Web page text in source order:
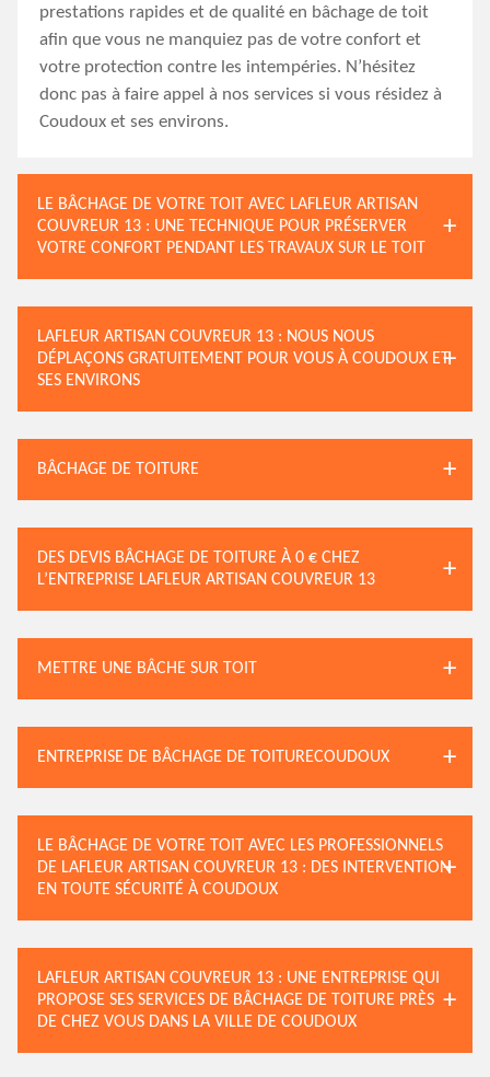
prestations rapides et de qualité en bâchage de toit
afin que vous ne manquiez pas de votre confort et
votre protection contre les intempéries. N’hésitez
donc pas à faire appel à nos services si vous résidez à
Coudoux et ses environs.
LE BÂCHAGE DE VOTRE TOIT AVEC LAFLEUR ARTISAN
COUVREUR 13 : UNE TECHNIQUE POUR PRÉSERVER
VOTRE CONFORT PENDANT LES TRAVAUX SUR LE TOIT
LAFLEUR ARTISAN COUVREUR 13 : NOUS NOUS
DÉPLAÇONS GRATUITEMENT POUR VOUS À COUDOUX ET
SES ENVIRONS
BÂCHAGE DE TOITURE
DES DEVIS BÂCHAGE DE TOITURE À 0 € CHEZ
L’ENTREPRISE LAFLEUR ARTISAN COUVREUR 13
METTRE UNE BÂCHE SUR TOIT
ENTREPRISE DE BÂCHAGE DE TOITURECOUDOUX
LE BÂCHAGE DE VOTRE TOIT AVEC LES PROFESSIONNELS
DE LAFLEUR ARTISAN COUVREUR 13 : DES INTERVENTION
EN TOUTE SÉCURITÉ À COUDOUX
LAFLEUR ARTISAN COUVREUR 13 : UNE ENTREPRISE QUI
PROPOSE SES SERVICES DE BÂCHAGE DE TOITURE PRÈS
DE CHEZ VOUS DANS LA VILLE DE COUDOUX